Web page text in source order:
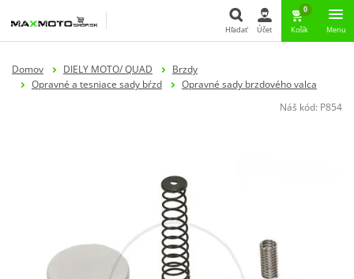
Hľadať Účet
0
Košík Menu
Domov DIELY MOTO/ QUAD
Brzdy
Opravné a tesniace sady bŕzd
Opravné sady brzdového valca
Náš kód: P854